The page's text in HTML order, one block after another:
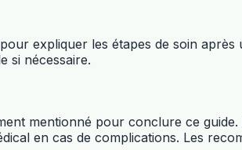
expliquer les étapes de soin
si nécessaire.
mentionné pour conclure ce
en cas de complications. Les